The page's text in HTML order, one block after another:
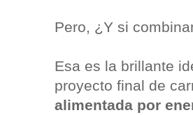
Pero, ¿Y si
Esa es la brillante
proyecto final de
alimentada por